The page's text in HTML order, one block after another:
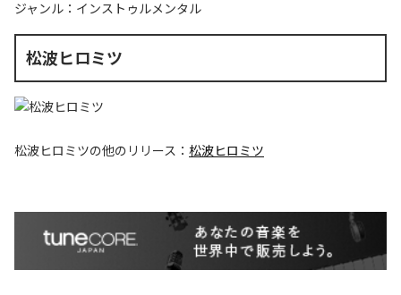
ジャンル： インストゥルメンタル
松波ヒロミツ
松波ヒロミツの他のリリース： 松波ヒロミツ